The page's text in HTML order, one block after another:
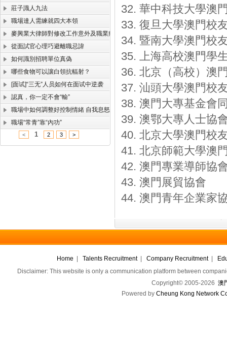
莊子識人九法
職場達人需練就四大本領
麥興業大律師對修改工作意外及職業病損害的彌補制度解答
從面試官心理巧避離職忌諱
如何識別招聘單位真偽
哪些食物可以讓白領抗輻射？
[面试]“三无”人员如何在面试中逆袭
認真，你一定不會“輸”
職場中如何調整好控制情緒 自我息怒的妙招
職場“常青”靠“內功”
< 1 2 3 >
32. 華中科技大學澳
33. 復旦大學澳門校
34. 暨南大學澳門校
35. 上海高校澳門學
36. 北京（高校）澳
37. 汕頭大學澳門校
38. 澳門大專基金會
39. 澳鄂大專人士協
40. 北京大學澳門校
41. 北京師範大學澳
42. 澳門專業導師協
43. 澳門展貿協會
44. 澳門青年企業家
Home Talents Recruitment| Company Recruitment|
Disclaimer: This website is only a communication platform between
Copyright© 2005-2026 澳
Powered by Cheung Kong Network